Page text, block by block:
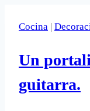
Cocina |
Un
guitarra.